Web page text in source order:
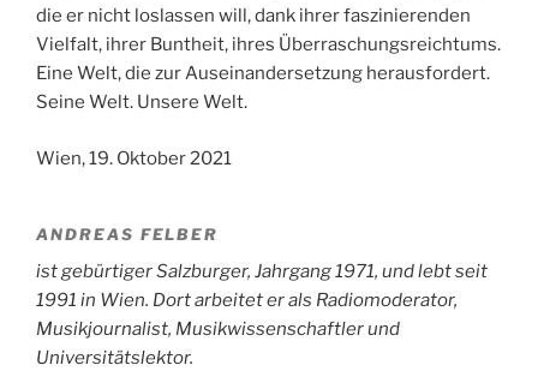
die er nicht loslassen will, dank ihrer faszinierenden
Vielfalt, ihrer Buntheit, ihres Überraschungsreichtums.
Eine Welt, die zur Auseinandersetzung herausfordert.
Seine Welt. Unsere Welt.
Wien, 19. Oktober 2021
ANDREAS FELBER
ist gebürtiger Salzburger, Jahrgang 1971, und lebt seit
1991 in Wien. Dort arbeitet er als Radiomoderator,
Musikjournalist, Musikwissenschaftler und
Universitätslektor.